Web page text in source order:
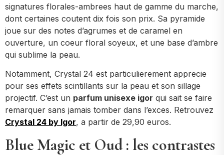
signatures florales-ambrees haut de gamme du marche,
dont certaines coutent dix fois son prix. Sa pyramide
joue sur des notes d’agrumes et de caramel en
ouverture, un coeur floral soyeux, et une base d’ambre
qui sublime la peau.
Notamment, Crystal 24 est particulierement apprecie
pour ses effets scintillants sur la peau et son sillage
projectif. C’est un parfum unisexe igor qui sait se faire
remarquer sans jamais tomber dans l’exces. Retrouvez
Crystal 24 by Igor, a partir de 29,90 euros.
Blue Magic et Oud : les contrastes